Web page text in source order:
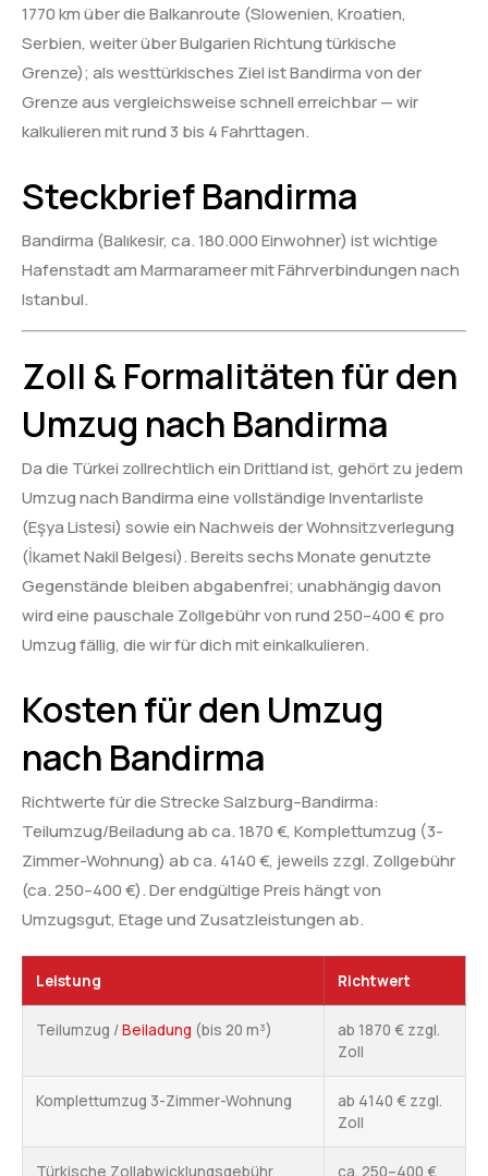
1770 km über die Balkanroute (Slowenien, Kroatien,
Serbien, weiter über Bulgarien Richtung türkische
Grenze); als westtürkisches Ziel ist Bandirma von der
Grenze aus vergleichsweise schnell erreichbar — wir
kalkulieren mit rund 3 bis 4 Fahrttagen.
Steckbrief Bandirma
Bandirma (Balıkesir, ca. 180.000 Einwohner) ist wichtige
Hafenstadt am Marmarameer mit Fährverbindungen nach
Istanbul.
Zoll & Formalitäten für den
Umzug nach Bandirma
Da die Türkei zollrechtlich ein Drittland ist, gehört zu jedem
Umzug nach Bandirma eine vollständige Inventarliste
(Eşya Listesi) sowie ein Nachweis der Wohnsitzverlegung
(İkamet Nakil Belgesi). Bereits sechs Monate genutzte
Gegenstände bleiben abgabenfrei; unabhängig davon
wird eine pauschale Zollgebühr von rund 250–400 € pro
Umzug fällig, die wir für dich mit einkalkulieren.
Kosten für den Umzug
nach Bandirma
Richtwerte für die Strecke Salzburg–Bandirma:
Teilumzug/Beiladung ab ca. 1870 €, Komplettumzug (3-
Zimmer-Wohnung) ab ca. 4140 €, jeweils zzgl. Zollgebühr
(ca. 250–400 €). Der endgültige Preis hängt von
Umzugsgut, Etage und Zusatzleistungen ab.
Leistung Richtwert
Teilumzug /Beiladung (bis 20 m³)
ab 1870 € zzgl.
Zoll
Komplettumzug 3-Zimmer-Wohnung
ab 4140 € zzgl.
Zoll
Türkische Zollabwicklungsgebühr ca. 250–400 €